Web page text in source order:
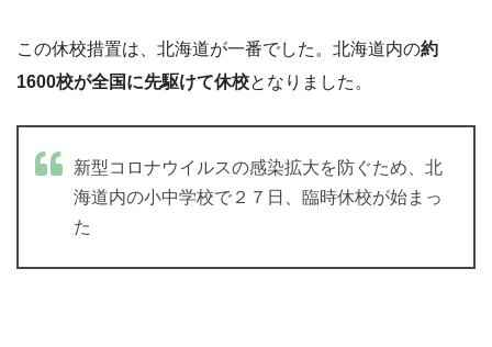
この休校措置は、北海道が一番でした。北海道内の約
1600校が全国に先駆けて休校となりました。
新型コロナウイルスの感染拡大を防ぐため、北
海道内の小中学校で２７日、臨時休校が始まっ
た